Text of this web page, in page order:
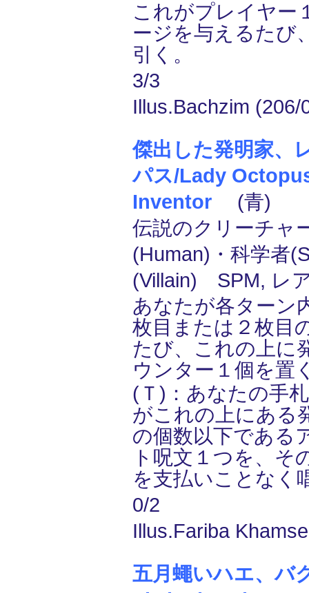
これがプレイヤー
ージを与えるたび
引く。
3/3
Illus.Bachzim (206/
傑出した発明家、
パス/Lady
Inventor (青)
伝説のクリーチャ
(Human)・科学者
(Villain) SPM, レ
あなたが各ターン
枚目または２枚目
たび、これの上に
ウンター１個を置
(Ｔ)：あなたの手
がこれの上にある
の個数以下である
ト呪文１つを、そ
を支払いことなく
0/2
Illus.Fariba
五月蠅いハエ、バ